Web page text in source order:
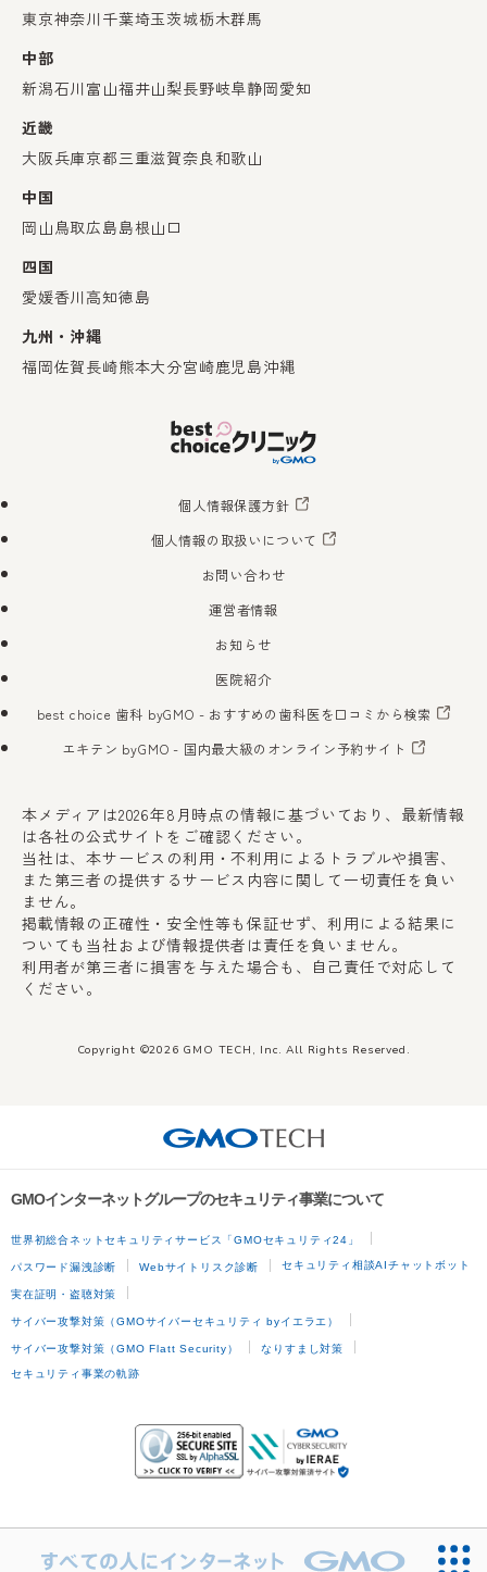
東京神奈川 千葉埼玉茨城栃木群馬
中部
新潟石川 富山福井山梨長野岐阜静岡愛知
近畿
大阪兵庫京都三重滋賀奈良和歌山
中国
岡山 鳥取広島島根山口
四国
愛媛香川 高知徳島
九州・沖縄
福岡佐賀長崎熊本大分宮崎鹿児島沖縄
個人情報保護方針
個人情報の取扱いについて
お問い合わせ
運営者情報
お知らせ
医院紹介
best choice 歯科 byGMO - おすすめの歯科医を口コミから検索
エキテン byGMO - 国内最大級のオンライン予約サイト
本メディアは2026年8月時点の情報に基づいており、最新情報
は各社の公式サイトをご確認ください。
当社は、本サービスの利用・不利用によるトラブルや損害、
また第三者の提供するサービス内容に関して一切責任を負い
ません。
掲載情報の正確性・安全性等も保証せず、利用による結果に
ついても当社および情報提供者は責任を負いません。
利用者が第三者に損害を与えた場合も、自己責任で対応して
ください。
Copyright ©2026 GMO TECH, Inc. All Rights Reserved.
GMOインターネットグループのセキュリティ事業について
世界初総合ネットセキュリティサービス「GMOセキュリティ24」
パスワード漏洩診断 Webサイトリスク診断 セキュリティ相談AIチャットボット
実在証明・盗聴対策
サイバー攻撃対策（GMOサイバーセキュリティ byイエラエ）
サイバー攻撃対策（GMO Flatt Security） なりすまし対策
セキュリティ事業の軌跡